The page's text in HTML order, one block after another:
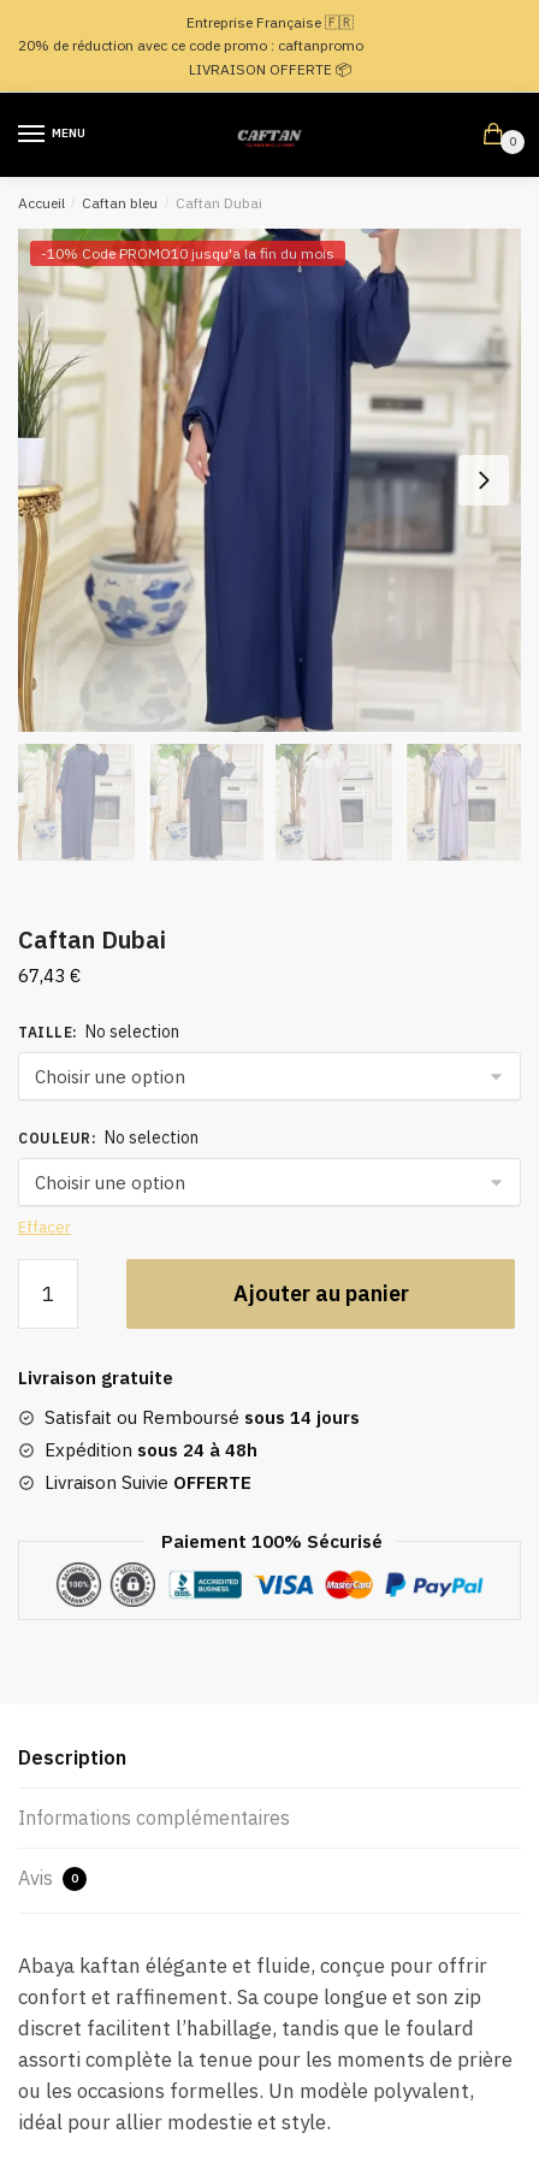
navigation
Entreprise Française 🇫🇷
20% de réduction avec ce code promo : caftanpromo
LIVRAISON OFFERTE 📦
MENU
0
Accueil / Caftan bleu / Caftan Dubai
-10% Code PROMO10 jusqu'a la fin du mois
Caftan Dubai
67,43 €
TAILLE: No selection
COULEUR : No selection
Effacer
Caftan
Ajouter au panier
Livraison gratuite
Satisfait ou Remboursé sous 14 jours
Expédition sous 24 à 48h
Livraison Suivie OFFERTE
Paiement 100% Sécurisé
Description
Informations complémentaires
Avis 0
Abaya kaftan élégante et fluide, conçue pour offrir
confort et raffinement. Sa coupe longue et son zip
discret facilitent l’habillage, tandis que le foulard
assorti complète la tenue pour les moments de prière
ou les occasions formelles. Un modèle polyvalent,
idéal pour allier modestie et style.